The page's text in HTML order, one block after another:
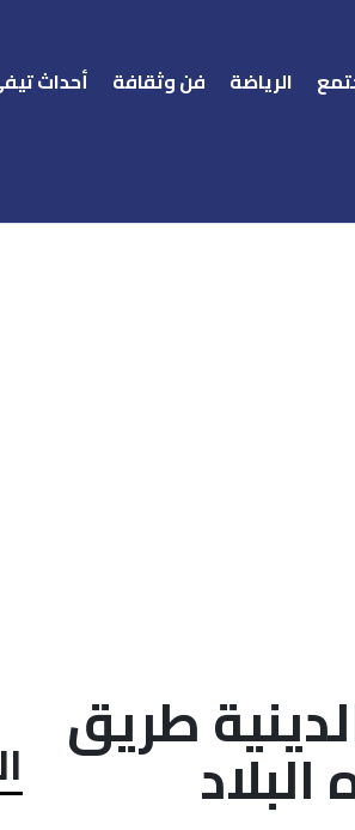
الرياضة فن وثقافة أحداث
طريق